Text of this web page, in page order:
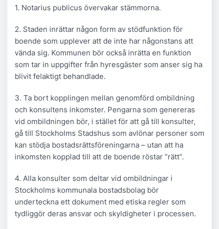
1. Notarius publicus övervakar stämmorna.
2. Staden inrättar någon form av stödfunktion för
boende som upplever att de inte har någonstans att
vända sig. Kommunen bör också inrätta en funktion
som tar in uppgifter från hyresgäster som anser sig ha
blivit felaktigt behandlade.
3. Ta bort kopplingen mellan genomförd ombildning
och konsultens inkomster. Pengarna som genereras
vid ombildningen bör, i stället för att gå till konsulter,
gå till Stockholms Stadshus som avlönar personer som
kan stödja bostadsrättsföreningarna – utan att ha
inkomsten kopplad till att de boende röstar ”rätt”.
4. Alla konsulter som deltar vid ombildningar i
Stockholms kommunala bostadsbolag bör
underteckna ett dokument med etiska regler som
tydliggör deras ansvar och skyldigheter i processen.